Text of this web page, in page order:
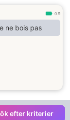
0.9
ne bois pas
efter kriterier